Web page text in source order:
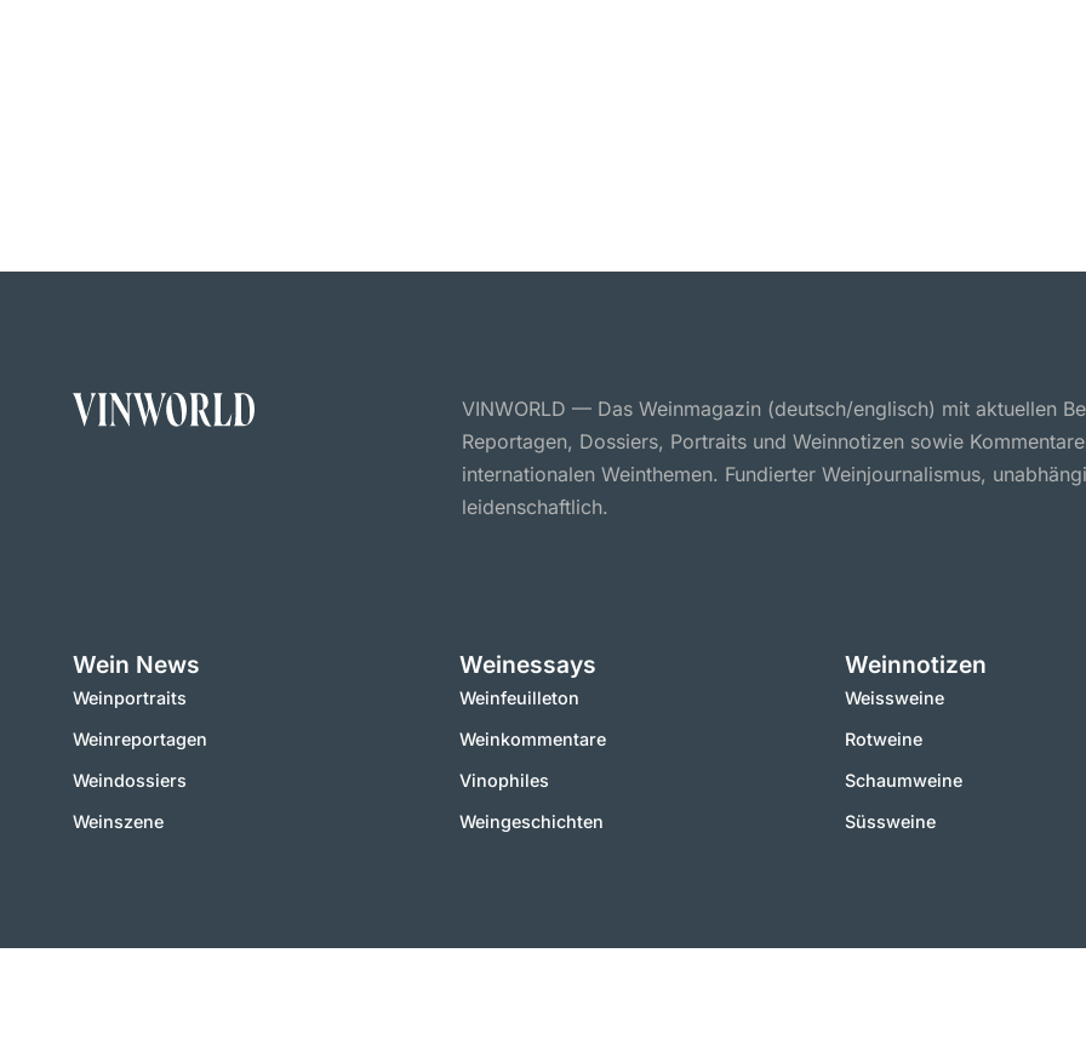
VINWORLD — Das Weinmagazin (deutsch/englisch) mit aktuellen
Reportagen, Dossiers, Portraits und Weinnotizen sowie
internationalen Weinthemen. Fundierter Weinjournalismus,
leidenschaftlich.
Wein News
Weinportraits
Weinreportagen
Weindossiers
Weinszene
Weinessays
Weinfeuilleton
Weinkommentare
Vinophiles
Weingeschichten
Weinnotizen
Weissweine
Rotweine
Schaumweine
Süssweine